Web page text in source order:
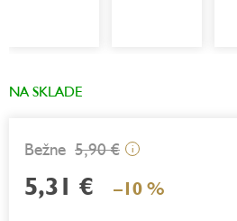
NA SKLADE
5,90 € i
5,31 € –10 %